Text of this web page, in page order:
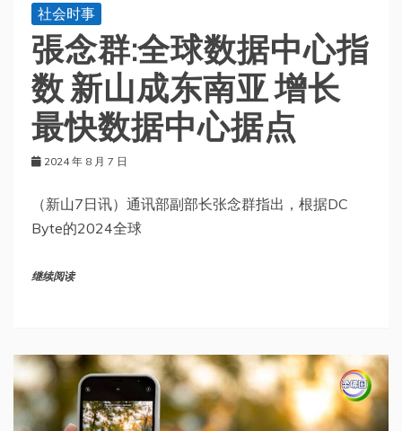
社会时事
張念群:全球数据中心指
数 新山成东南亚 增长
最快数据中心据点
2024 年 8 月 7 日
（新山7日讯）通讯部副部长张念群指出，根据DC
Byte的2024全球
继续阅读